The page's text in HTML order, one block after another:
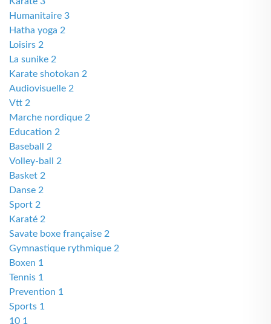
Humanitaire 3
Hatha yoga 2
Loisirs 2
La sunike 2
Karate shotokan 2
Audiovisuelle 2
Vtt 2
Marche nordique 2
Education 2
Baseball 2
Volley-ball 2
Basket 2
Danse 2
Sport 2
Karaté 2
Savate boxe française 2
Gymnastique rythmique 2
Boxen 1
Tennis 1
Prevention 1
Sports 1
10 1